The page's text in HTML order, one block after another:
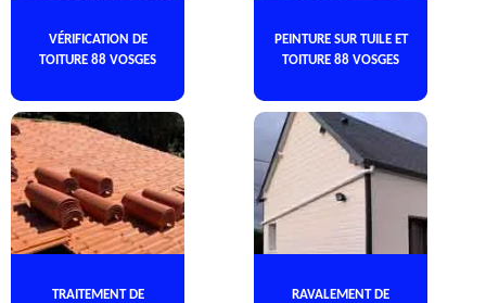
VÉRIFICATION DE
TOITURE 88 VOSGES
PEINTURE SUR TUILE ET
TOITURE 88 VOSGES
TRAITEMENT DE
RAVALEMENT DE